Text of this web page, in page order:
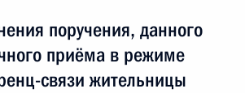
поручения, данного
приёма в режиме
связи жительницы